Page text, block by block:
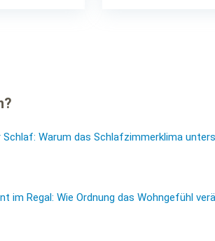
Warum das Schlafzimmerklima
im Regal: Wie Ordnung das Wohngefühl